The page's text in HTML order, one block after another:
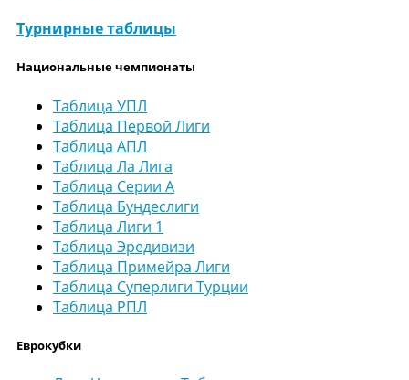
Турнирные таблицы
Национальные чемпионаты
Таблица УПЛ
Таблица Первой Лиги
Таблица АПЛ
Таблица Ла Лига
Таблица Серии А
Таблица Бундеслиги
Таблица Лиги 1
Таблица Эредивизи
Таблица Примейра Лиги
Таблица Суперлиги Турции
Таблица РПЛ
Еврокубки